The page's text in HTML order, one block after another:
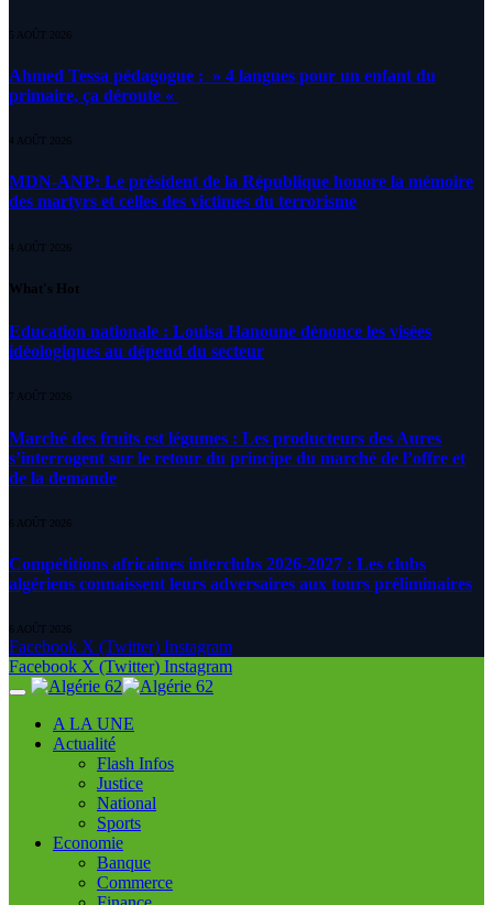
5 AOÛT 2026
Ahmed Tessa pédagogue : » 4 langues pour un enfant du
primaire, ça déroute «
4 AOÛT 2026
MDN-ANP: Le président de la République honore la mémoire
des martyrs et celles des victimes du terrorisme
4 AOÛT 2026
What's Hot
Education nationale : Louisa Hanoune dénonce les visées
idéologiques au dépend du secteur
7 AOÛT 2026
Marché des fruits est légumes : Les producteurs des Aures
s’interrogent sur le retour du principe du marché de l’offre et
de la demande
6 AOÛT 2026
Compétitions africaines interclubs 2026-2027 : Les clubs
algériens connaissent leurs adversaires aux tours préliminaires
6 AOÛT 2026
Facebook X (Twitter) Instagram
Facebook X (Twitter) Instagram
A LA UNE
Actualité
Flash Infos
Justice
National
Sports
Economie
Banque
Commerce